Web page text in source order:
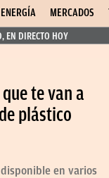
ENERGÍA MERCADOS
EN DIRECTO HOY
te van a
plástico
en varios